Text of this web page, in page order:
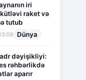
iri
raket və
tutub
Dünya
dəyişikliyi:
rəhbərlikdə
aparır